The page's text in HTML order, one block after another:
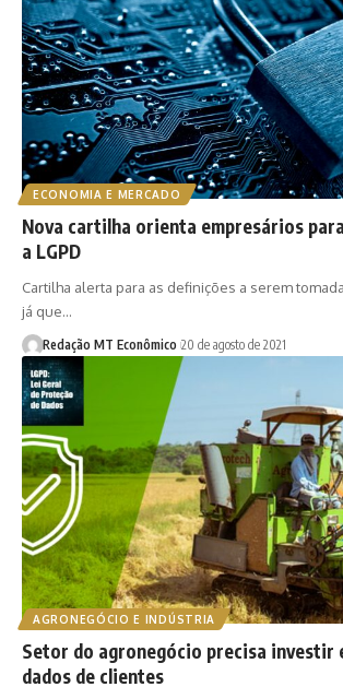
ECONOMIA E MERCADO
Nova cartilha orienta empresários
a LGPD
Cartilha alerta para as definições a serem
já que…
Redação MT Econômico 20 de agosto de 2021
AGRONEGÓCIO E INDÚSTRIA
Setor do agronegócio precisa investir
dados de clientes